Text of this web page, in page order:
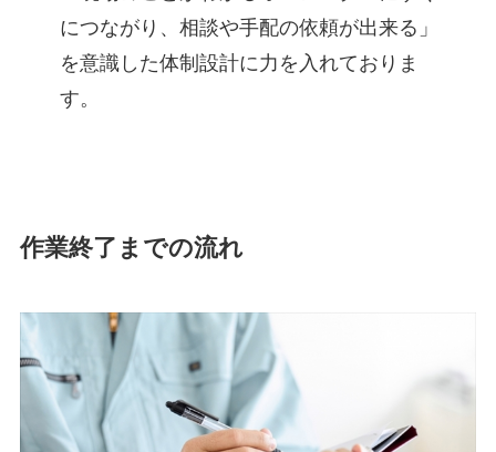
につながり、相談や手配の依頼が出来る」
を意識した体制設計に力を入れておりま
す。
作業終了までの流れ